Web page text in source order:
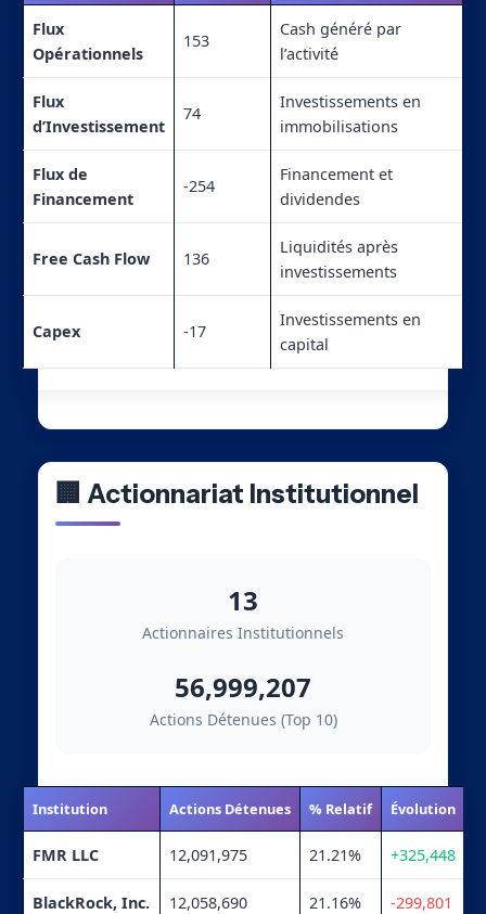
Flux
Opérationnels
153
Cash généré par
l’activité
Flux
d’Investissement
74
Investissements en
immobilisations
Flux de
Financement
-254
Financement et
dividendes
Free Cash Flow 136
Liquidités après
investissements
Capex -17
Investissements en
capital
🏢 Actionnariat Institutionnel
13
Actionnaires Institutionnels
56,999,207
Actions Détenues (Top 10)
Institution Actions Détenues % Relatif Évolution
FMR LLC 12,091,975 21.21% +325,448
BlackRock, Inc. 12,058,690 21.16% -299,801